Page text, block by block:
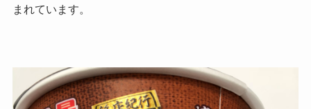
まれています。